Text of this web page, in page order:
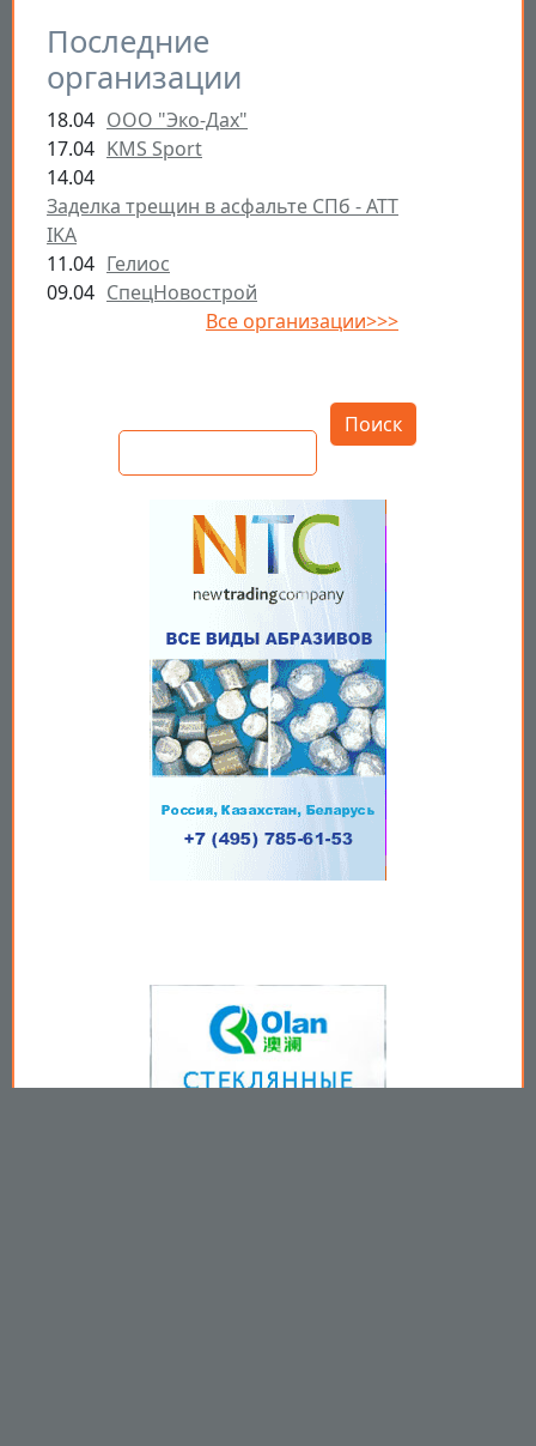
Последние
организации
18.04 ООО "Эко-Дах"
17.04 KMS Sport
14.04
Заделка трещин в асфальте СПб - ATT
IKA
11.04 Гелиос
09.04 СпецНовострой
Все организации>>>